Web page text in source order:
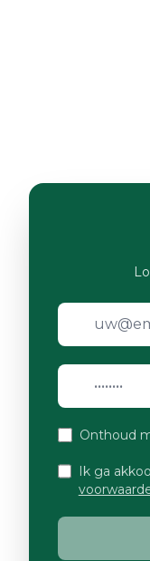
Onthoud
Ik ga